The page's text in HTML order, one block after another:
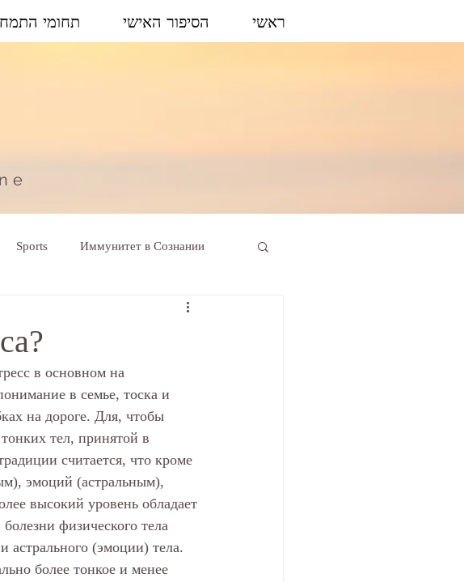
ראשי הסיפור האישי תחומי
Sports Иммунитет в Сознании
в основном на
в семье, тоска и
на дороге. Для, чтобы
тел, принятой в
считается, что кроме
эмоций (астральным),
высокий уровень обладает
физического тела
(эмоции) тела.
более тонкое и менее